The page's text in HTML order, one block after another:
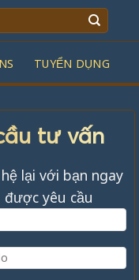
TUYỂN DỤNG
tư vấn
lại với bạn ngay
được yêu cầu